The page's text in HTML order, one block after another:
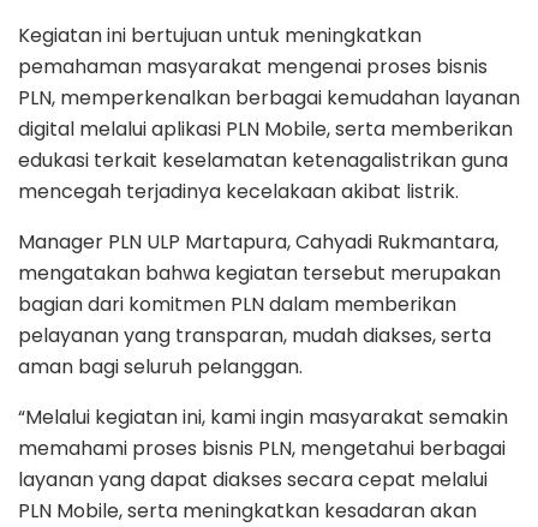
Kegiatan ini bertujuan untuk meningkatkan
pemahaman masyarakat mengenai proses bisnis
PLN, memperkenalkan berbagai kemudahan layanan
digital melalui aplikasi PLN Mobile, serta memberikan
edukasi terkait keselamatan ketenagalistrikan guna
mencegah terjadinya kecelakaan akibat listrik.
Manager PLN ULP Martapura, Cahyadi Rukmantara,
mengatakan bahwa kegiatan tersebut merupakan
bagian dari komitmen PLN dalam memberikan
pelayanan yang transparan, mudah diakses, serta
aman bagi seluruh pelanggan.
“Melalui kegiatan ini, kami ingin masyarakat semakin
memahami proses bisnis PLN, mengetahui berbagai
layanan yang dapat diakses secara cepat melalui
PLN Mobile, serta meningkatkan kesadaran akan